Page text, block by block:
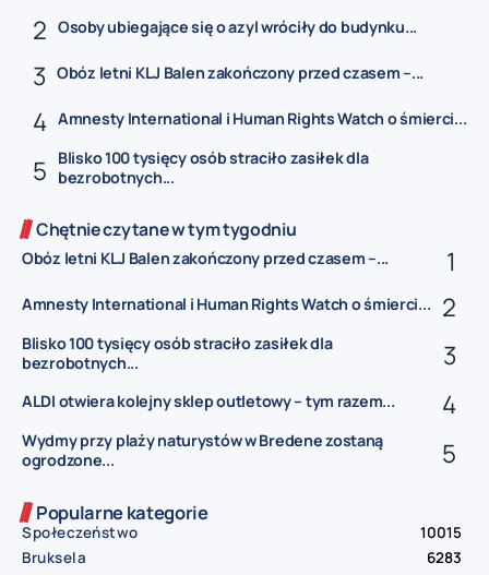
Osoby ubiegające się o azyl wróciły do budynku...
Obóz letni KLJ Balen zakończony przed czasem –...
Amnesty International i Human Rights Watch o śmierci...
Blisko 100 tysięcy osób straciło zasiłek dla
bezrobotnych...
Chętnie czytane w tym tygodniu
Obóz letni KLJ Balen zakończony przed czasem –...
Amnesty International i Human Rights Watch o śmierci...
Blisko 100 tysięcy osób straciło zasiłek dla
bezrobotnych...
ALDI otwiera kolejny sklep outletowy – tym razem...
Wydmy przy plaży naturystów w Bredene zostaną
ogrodzone...
Popularne kategorie
Społeczeństwo
10015
Bruksela
6283